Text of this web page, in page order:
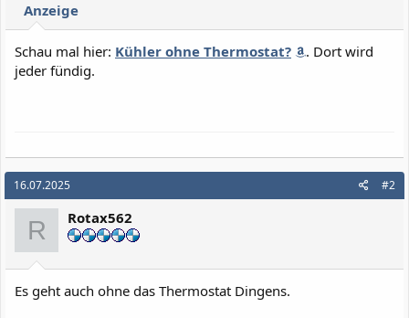
o
n
n
:
Anzeige
Schau mal hier: Kühler ohne Thermostat?
. Dort wird
jeder fündig.
16.07.2025 #2
R Rotax562
Es geht auch ohne das Thermostat Dingens.